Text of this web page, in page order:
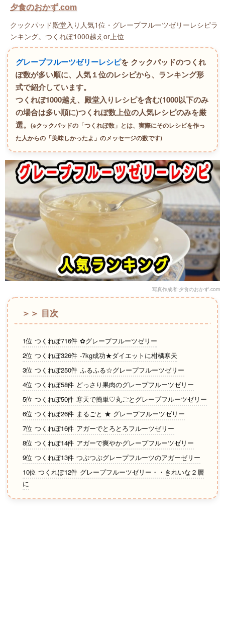
夕食のおかず.com
クックパッド殿堂入り人気1位・グレープフルーツゼリーレシピラ
ンキング。つくれぽ1000越えor上位
グレープフルーツゼリーレシピを クックパッドのつくれ
ぽ数が多い順に、人気１位のレシピから、ランキング形
式で紹介しています。
つくれぽ1000越え、殿堂入りレシピを含む(1000以下のみ
の場合は多い順に)つくれぽ数上位の人気レシピのみを厳
選。(※クックパッドの「つくれぽ数」とは、実際にそのレシピを作っ
た人からの「美味しかったよ」のメッセージの数です)
写真作成者:夕食のおかず.com
＞＞ 目次
1位 つくれぽ716件 ✿グレープフルーツゼリー
2位 つくれぽ326件 -7kg成功★ダイエットに柑橘寒天
3位 つくれぽ250件 ふるふる☆グレープフルーツゼリー
4位 つくれぽ58件 どっさり果肉のグレープフルーツゼリー
5位 つくれぽ50件 寒天で簡単♡丸ごとグレープフルーツゼリー
6位 つくれぽ26件 まるごと ★ グレープフルーツゼリー
7位 つくれぽ16件 アガーでとろとろフルーツゼリー
8位 つくれぽ14件 アガーで爽やかグレープフルーツゼリー
9位 つくれぽ13件 つぶつぶグレープフルーツのアガーゼリー
10位 つくれぽ12件 グレープフルーツゼリー・・きれいな２層
に